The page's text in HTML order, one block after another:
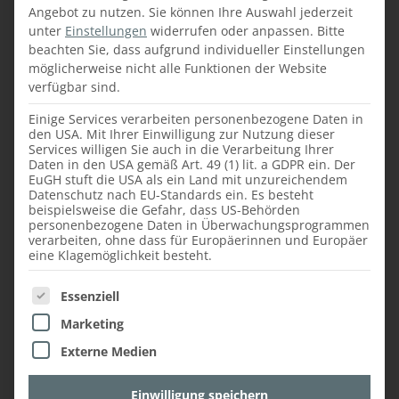
PFLEGEHINWEISE FÜR
FICHTENHOLZ
WennFichtenholz im Außenbereich
verwendet wird, muss es mit
Holzschutzmittel vorbehandelt werden, da
es anfällig für Parasitenbefall ist und es nicht
ausreichend witterungsbeständig ist. Ohne
entsprechenden Schutz würde das
Fichtenholz innerhalb kürzester Zeit von
Insekten und Pilzen befallen werden, die das
Holz zerstören. Im Außenbereich sollte
Angebot zu nutzen. Sie können Ihre Auswahl jederzeit
unter Einstellungen widerrufen oder anpassen. Bitte
beachten Sie, dass aufgrund individueller Einstellungen
möglicherweise nicht alle Funktionen der Website
verfügbar sind.
Einige Services verarbeiten personenbezogene Daten in
den USA. Mit Ihrer Einwilligung zur Nutzung dieser
Services willigen Sie auch in die Verarbeitung Ihrer
Daten in den USA gemäß Art. 49 (1) lit. a GDPR ein. Der
EuGH stuft die USA als ein Land mit unzureichendem
Datenschutz nach EU-Standards ein. Es besteht
beispielsweise die Gefahr, dass US-Behörden
personenbezogene Daten in Überwachungsprogrammen
verarbeiten, ohne dass für Europäerinnen und Europäer
eine Klagemöglichkeit besteht.
Es folgt eine Liste der Service-Gruppen, für die
Essenziell
Marketing
Externe Medien
Einwilligung speichern